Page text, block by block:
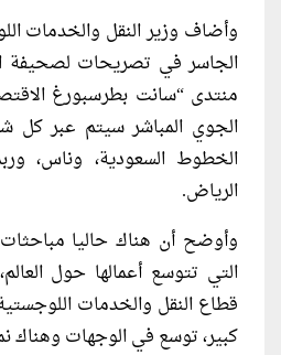
وأضاف وزير النقل والخدمات
الجاسر في تصريحات لصحيفة
منتدى “سانت بطرسبورغ
الجوي المباشر سيتم عبر كل
الخطوط السعودية، وناس،
الرياض.
وأوضح أن هناك حاليا
التي تتوسع أعمالها حول
قطاع النقل والخدمات
كبير، توسع في الوجهات وهناك